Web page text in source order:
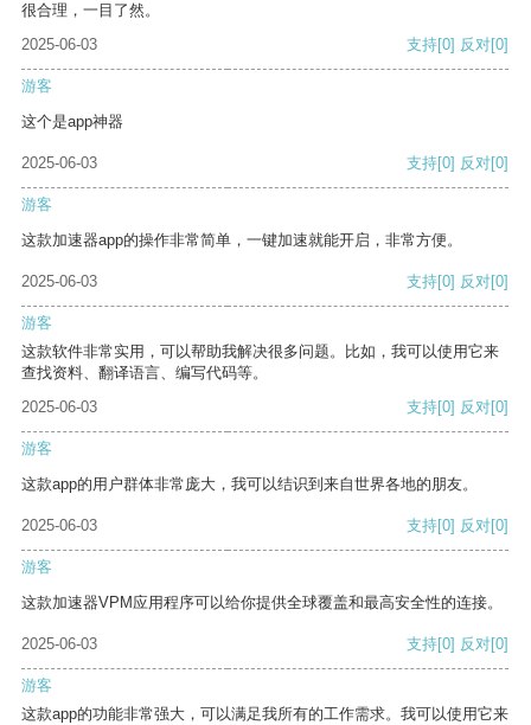
很合理，一目了然。
2025-06-03
支持[0] 反对[0]
游客
这个是app神器
2025-06-03 支持[0] 反对[0]
游客
这款加速器app的操作非常简单，一键加速就能开启，非常方便。
2025-06-03 支持[0] 反对[0]
游客
这款软件非常实用，可以帮助我解决很多问题。比如，我可以使用它来
查找资料、翻译语言、编写代码等。
2025-06-03
支持[0] 反对[0]
游客
这款app的用户群体非常庞大，我可以结识到来自世界各地的朋友。
2025-06-03 支持[0] 反对[0]
游客
这款加速器VPM应用程序可以给你提供全球覆盖和最高安全性的连接。
2025-06-03 支持[0] 反对[0]
游客
这款app的功能非常强大，可以满足我所有的工作需求。我可以使用它来